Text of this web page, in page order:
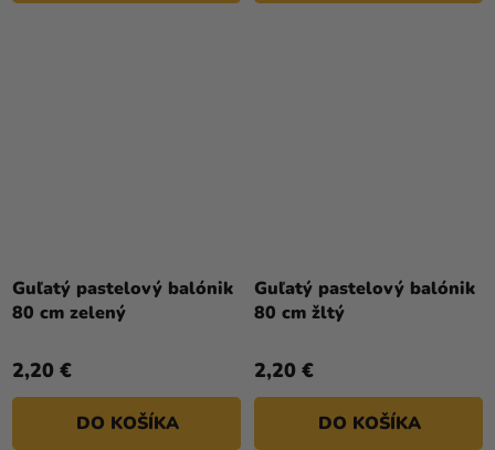
Guľatý pastelový balónik
80 cm zelený
2,20 €
DO KOŠÍKA
Guľatý pastelový balónik
80 cm žltý
2,20 €
DO KOŠÍKA